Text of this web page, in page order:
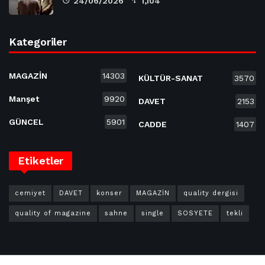
Kategoriler
MAGAZİN 14303
Manşet 9920
GÜNCEL 5901
KÜLTÜR-SANAT 3570
DAVET 2153
CADDE 1407
Etiketler
cemiyet DAVET konser MAGAZİN quality dergisi
quality of magazine sahne single SOSYETE tekli